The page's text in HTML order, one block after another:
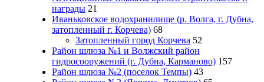
награды 21
Иваньковское водохранилище (р. Волга, г. Дубна,
затопленный г. Корчева) 68
Затопленный город Корчева 52
Район шлюза №1 и Волжский район
гидросооружений (г. Дубна, Карманово) 157
Район шлюза №2 (поселок Темпы) 43